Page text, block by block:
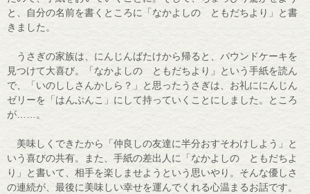
と、自分の名前を書くところに「なかよしの ともだちより」と書
きました。
うさぎの家族は、にんじんばたけから帰ると、パウンドケーキを
見つけて大喜び。「なかよしの ともだちより」という手紙を読ん
で、「いのししさんかしら？」と思ったうさぎは、お礼ににんじん
ゼリーを「はんぶんこ」にして持っていくことにしました。ところ
が……。
美味しくできたから「仲良しの友達に半分おすそわけしよう」と
いう喜びの共有。また、手紙の差出人に「なかよしの ともだちよ
り」と書いて、相手を楽しませようという思いやり。そんな優しさ
の連続が、最後に美味しい幸せを運んでくれる心温まるお話です。